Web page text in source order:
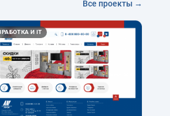
Все проекты →
И IT